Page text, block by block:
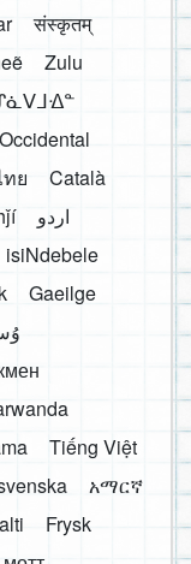
संस्कृतम्
Zulu
Occidental
ทย
Català
اردو
isiNdebele
Gaeilge
Tiếng Việt
አማርኛ
Frysk